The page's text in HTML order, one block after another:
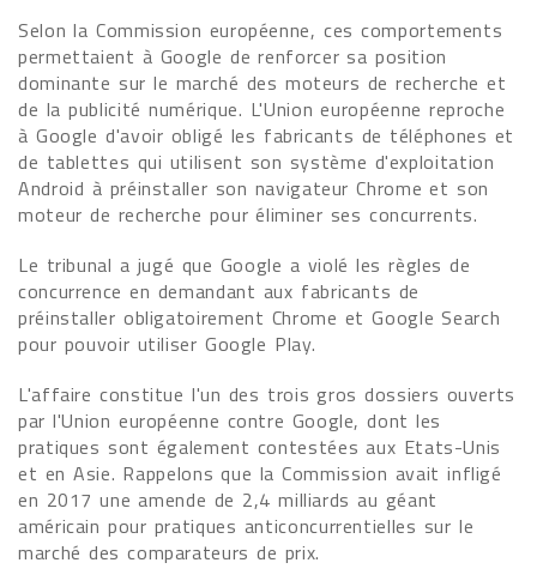
Selon la Commission européenne, ces comportements
permettaient à Google de renforcer sa position
dominante sur le marché des moteurs de recherche et
de la publicité numérique. L'Union européenne reproche
à Google d'avoir obligé les fabricants de téléphones et
de tablettes qui utilisent son système d'exploitation
Android à préinstaller son navigateur Chrome et son
moteur de recherche pour éliminer ses concurrents.
Le tribunal a jugé que Google a violé les règles de
concurrence en demandant aux fabricants de
préinstaller obligatoirement Chrome et Google Search
pour pouvoir utiliser Google Play.
L'affaire constitue l'un des trois gros dossiers ouverts
par l'Union européenne contre Google, dont les
pratiques sont également contestées aux Etats-Unis
et en Asie. Rappelons que la Commission avait infligé
en 2017 une amende de 2,4 milliards au géant
américain pour pratiques anticoncurrentielles sur le
marché des comparateurs de prix.